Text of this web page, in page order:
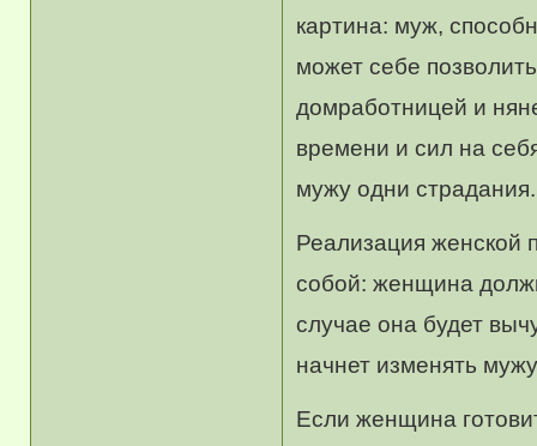
картина: муж,
может себе
домработницей и
времени и сил на
мужу одни страдания.
Реализация женской
собой: женщина
случае она будет
начнет изменять
Если женщина